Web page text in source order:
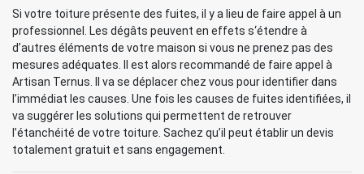
Si votre toiture présente des fuites, il y a lieu de faire appel à un
professionnel. Les dégâts peuvent en effets s‘étendre à
d’autres éléments de votre maison si vous ne prenez pas des
mesures adéquates. Il est alors recommandé de faire appel à
Artisan Ternus. Il va se déplacer chez vous pour identifier dans
l’immédiat les causes. Une fois les causes de fuites identifiées, il
va suggérer les solutions qui permettent de retrouver
l’étanchéité de votre toiture. Sachez qu’il peut établir un devis
totalement gratuit et sans engagement.